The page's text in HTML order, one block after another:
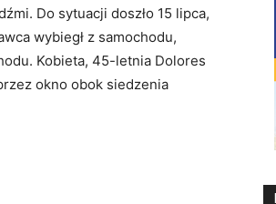
Do sytuacji doszło 15 lipca,
wybiegł z samochodu,
Kobieta, 45-letnia Dolores
okno obok siedzenia